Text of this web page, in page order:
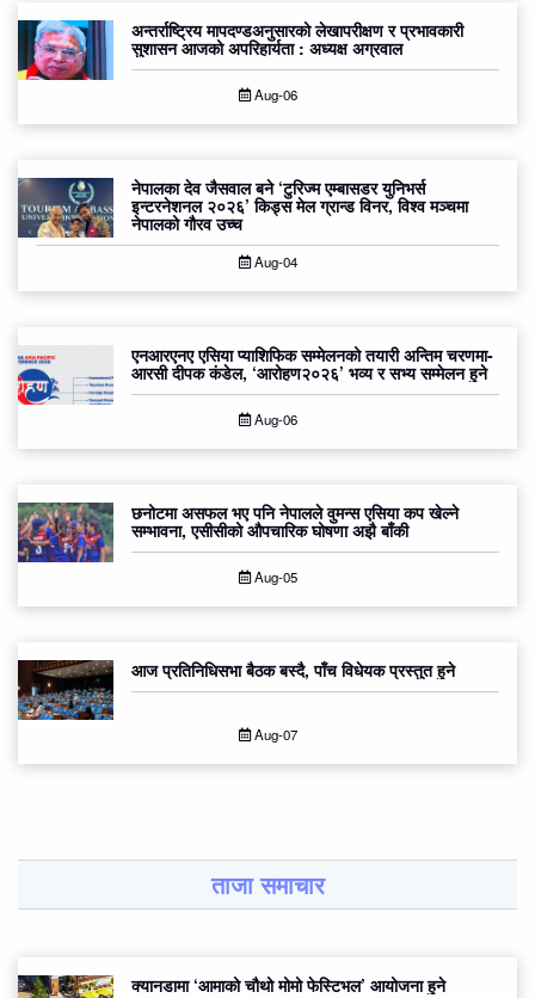
अन्तर्राष्ट्रिय मापदण्डअनुसारको लेखापरीक्षण र प्रभावकारी
सुशासन आजको अपरिहार्यता : अध्यक्ष अग्रवाल
Aug-06
नेपालका देव जैसवाल बने ‘टुरिज्म एम्बासडर युनिभर्स
इन्टरनेशनल २०२६’ किड्स मेल ग्रान्ड विनर, विश्व मञ्चमा
नेपालको गौरव उच्च
Aug-04
एनआरएनए एसिया प्याशिफिक सम्मेलनको तयारी अन्तिम चरणमा-
आरसी दीपक कंडेल, ‘आरोहण२०२६’ भव्य र सभ्य सम्मेलन हुने
Aug-06
छनोटमा असफल भए पनि नेपालले वुमन्स एसिया कप खेल्ने
सम्भावना, एसीसीको औपचारिक घोषणा अझै बाँकी
Aug-05
आज प्रतिनिधिसभा बैठक बस्दै, पाँच विधेयक प्रस्तुत हुने
Aug-07
ताजा समाचार
क्यानडामा ‘आमाको चौथो मोमो फेस्टिभल’ आयोजना हुने